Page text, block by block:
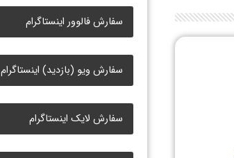
سفارش فالوور اینستاگرام
سفارش ویو (بازدید) اینستاگرام
سفارش لایک اینستاگرام